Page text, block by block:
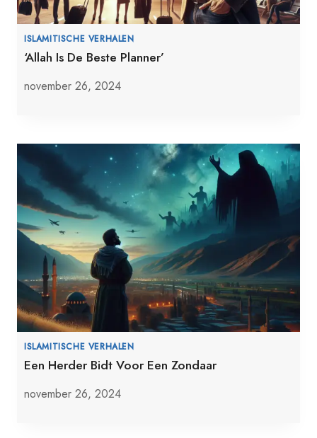
ISLAMITISCHE VERHALEN
‘Allah Is De Beste Planner’
november 26, 2024
ISLAMITISCHE VERHALEN
Een Herder Bidt Voor Een Zondaar
november 26, 2024